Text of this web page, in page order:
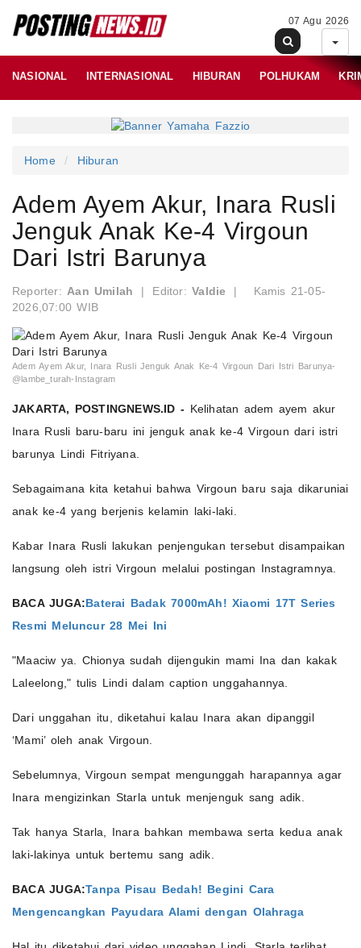
07 Agu 2026
NASIONAL INTERNASIONAL HIBURAN POLHUKAM
Home Hiburan
Adem Ayem Akur, Inara Rusli
Jenguk Anak Ke-4 Virgoun
Dari Istri Barunya
Reporter:Aan Umilah | Editor:Valdie |
Kamis 21-05-
2026,07:00 WIB
Adem Ayem Akur, Inara Rusli Jenguk Anak Ke-4 Virgoun Dari Istri Barunya-
@lambe_turah-Instagram
JAKARTA, POSTINGNEWS.ID - Kelihatan adem ayem akur
Inara Rusli baru-baru ini jenguk anak ke-4 Virgoun dari istri
barunya Lindi Fitriyana.
Sebagaimana kita ketahui bahwa Virgoun baru saja dikaruniai
anak ke-4 yang berjenis kelamin laki-laki.
Kabar Inara Rusli lakukan penjengukan tersebut disampaikan
langsung oleh istri Virgoun melalui postingan Instagramnya.
BACA JUGA:Baterai Badak 7000mAh! Xiaomi 17T Series
Resmi Meluncur 28 Mei Ini
"Maaciw ya. Chionya sudah dijengukin mami Ina dan kakak
Laleelong," tulis Lindi dalam caption unggahannya.
Dari unggahan itu, diketahui kalau Inara akan dipanggil
‘Mami’ oleh anak Virgoun.
Sebelumnya, Virgoun sempat mengunggah harapannya agar
Inara mengizinkan Starla untuk menjenguk sang adik.
Tak hanya Starla, Inara bahkan membawa serta kedua anak
laki-lakinya untuk bertemu sang adik.
BACA JUGA:Tanpa Pisau Bedah! Begini Cara
Mengencangkan Payudara Alami dengan Olahraga